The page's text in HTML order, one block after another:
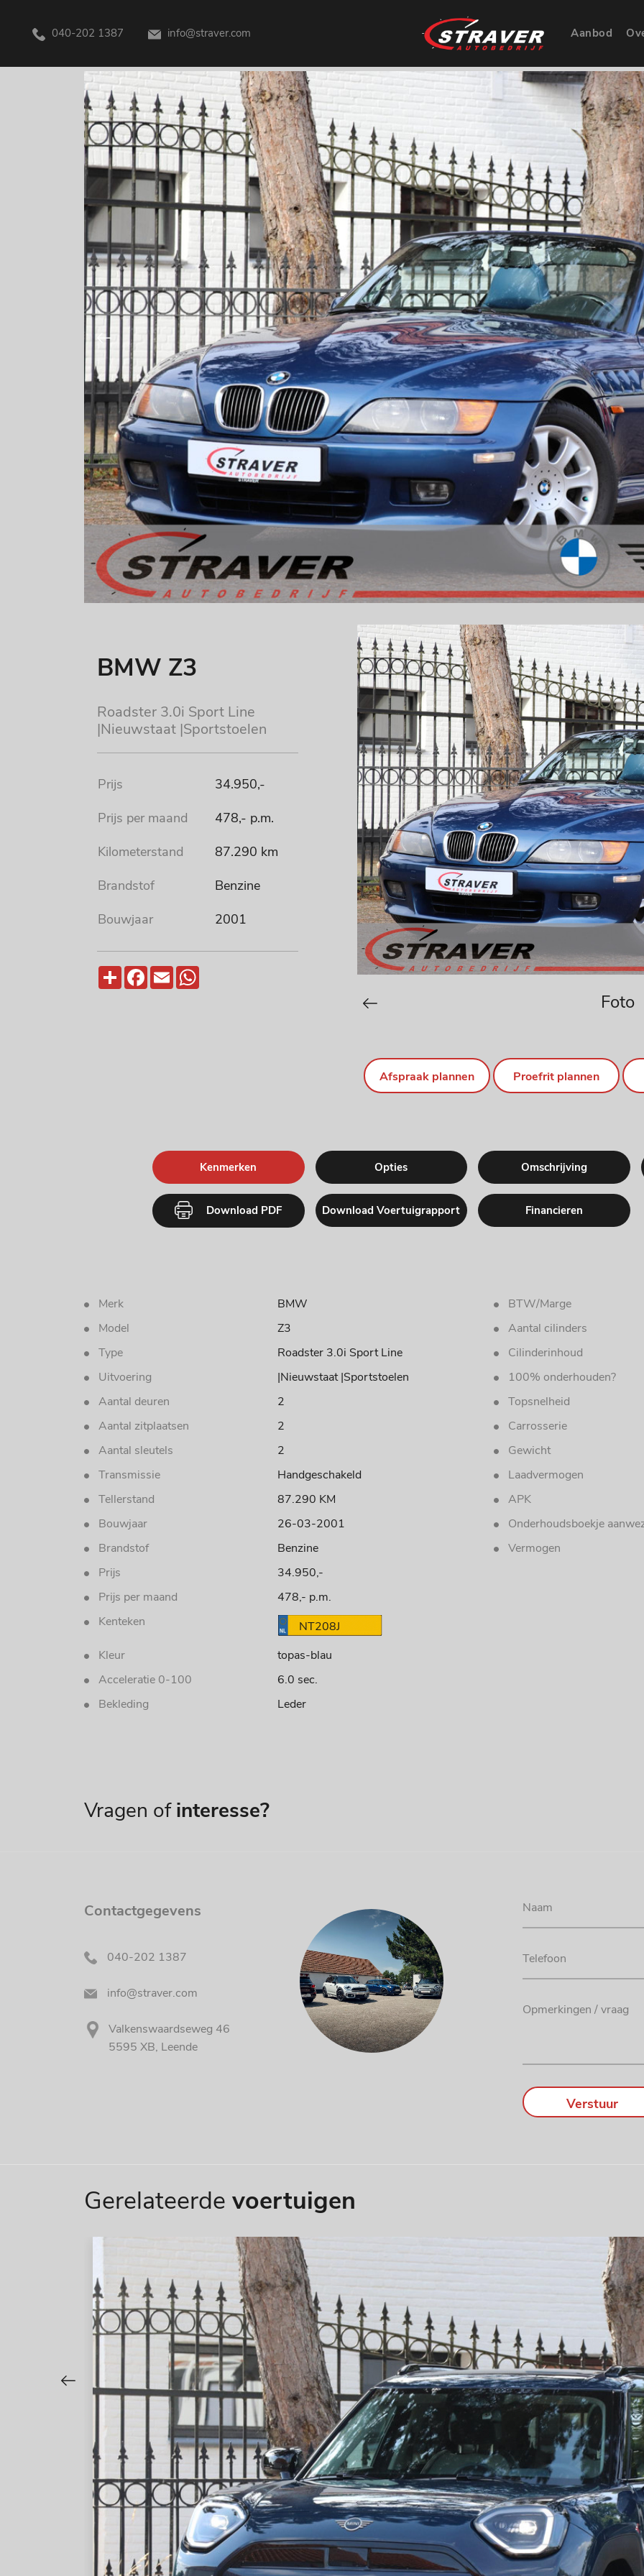
040-202 1387 info@straver.com Aanbod
Terug naar overzicht
BMW Z3
Roadster 3.0i Sport Line
|Nieuwstaat |Sportstoelen
Prijs
34.950,-
Prijs per maand
478,- p.m.
Kilometerstand
87.290 km
Brandstof
Benzine
Bouwjaar
2001
Deel Facebook
Email WhatsApp
Foto
Afspraak plannen Proefrit plannen
Kenmerken Opties Omschrijving
Download PDF Download Voertuigrapport Financieren
Merk
BMW
Model
Z3
Type
Roadster 3.0i Sport Line
Uitvoering
|Nieuwstaat |Sportstoelen
Aantal deuren
2
Aantal zitplaatsen
2
Aantal sleutels
2
Transmissie
Handgeschakeld
Tellerstand
87.290 KM
Bouwjaar
26-03-2001
Brandstof
Benzine
Prijs
34.950,-
Prijs per maand
478,- p.m.
Kenteken
NT208J
Kleur
topas-blau
Acceleratie 0-100
6.0 sec.
Bekleding
Leder
BTW/Marge
Aantal cilinders
Cilinderinhoud
100% onderhouden?
Topsnelheid
Carrosserie
Gewicht
Laadvermogen
APK
Onderhoudsboekje
Vermogen
Vragen ofinteresse?
Contactgegevens
040-202 1387
info@straver.com
Valkenswaardseweg 46
5595 XB, Leende
Verstuur
Gerelateerde voertuigen